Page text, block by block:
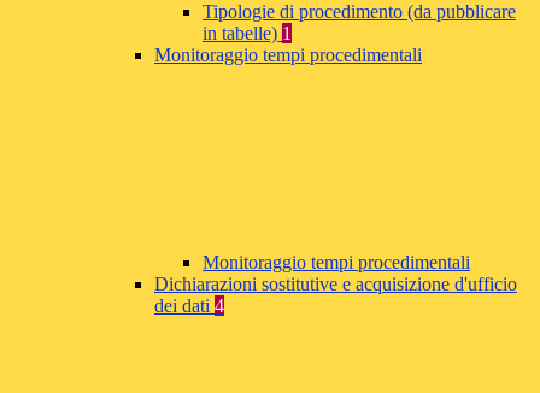
Tipologie di procedimento (da pubblicare
in tabelle) 1
Monitoraggio tempi procedimentali
Monitoraggio tempi procedimentali
Dichiarazioni sostitutive e acquisizione d'ufficio
dei dati 4